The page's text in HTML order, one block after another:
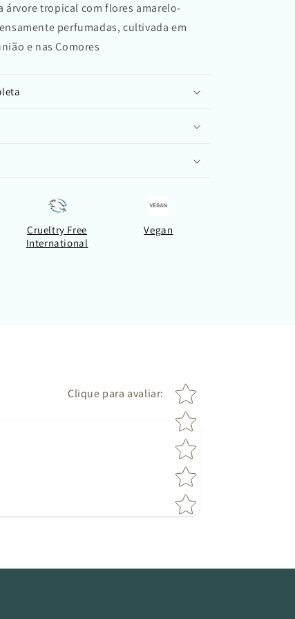
árvore tropical com flores amarelo-
perfumadas, cultivada em
e nas Comores
Crueltry Free
International
Vegan
Clique para avaliar: Star rating